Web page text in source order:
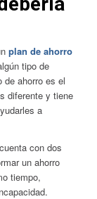
plan de ahorro
tipo de
de ahorro es el
diferente y tiene
a
con dos
un ahorro
tiempo,